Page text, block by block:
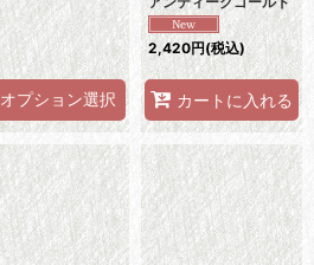
オプション選択
2,420円(税込)
カートに入れる